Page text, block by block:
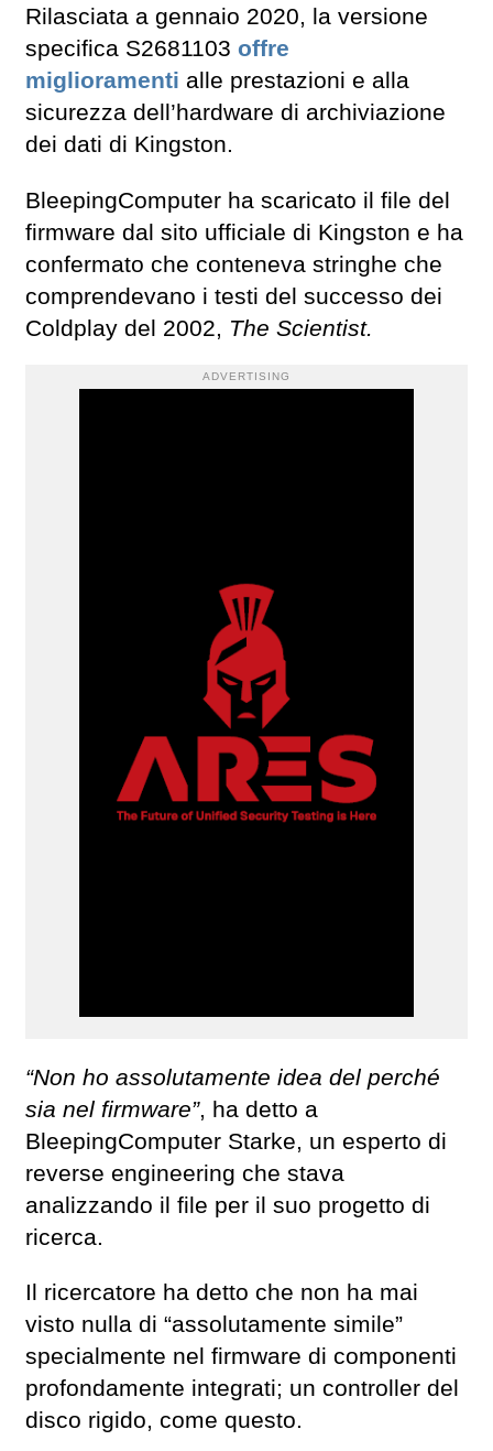
Rilasciata a gennaio 2020, la versione
specifica S2681103 offre
miglioramenti alle prestazioni e alla
sicurezza dell’hardware di archiviazione
dei dati di Kingston.
BleepingComputer ha scaricato il file del
firmware dal sito ufficiale di Kingston e ha
confermato che conteneva stringhe che
comprendevano i testi del successo dei
Coldplay del 2002, The Scientist.
ADVERTISING
“Non ho assolutamente idea del perché
sia ​​​​nel firmware”, ha detto a
BleepingComputer Starke, un esperto di
reverse engineering che stava
analizzando il file per il suo progetto di
ricerca.
Il ricercatore ha detto che non ha mai
visto nulla di “assolutamente simile”
specialmente nel firmware di componenti
profondamente integrati; un controller del
disco rigido, come questo.